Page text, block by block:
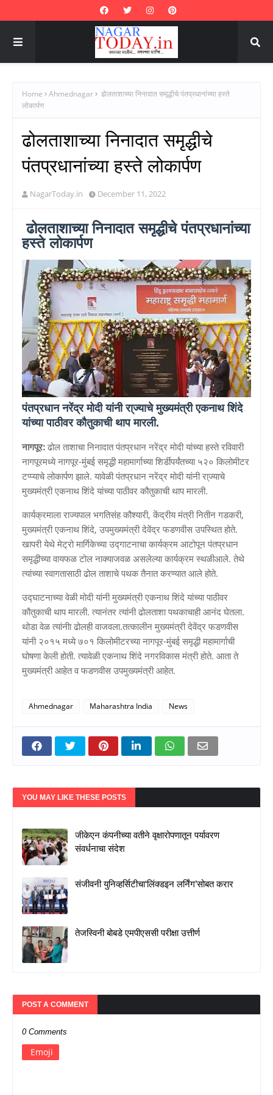
Home Ahmednagar
ढोलताशाच्या निनादात समृद्धीचे पंतप्रधानांच्या हस्ते
लोकार्पण
ढोलताशाच्या निनादात समृद्धीचे
पंतप्रधानांच्या हस्ते लोकार्पण
NagarToday.in December 11, 2022
ढोलताशाच्या निनादात समृद्धीचे पंतप्रधानांच्या
हस्ते लोकार्पण
पंतप्रधान नरेंद्र मोदी यांनी रा्ज्याचे मुख्यमंत्री एकनाथ शिंदे
यांच्या पाठीवर कौतुकाची थाप मारली.
नागपूर: ढोल ताशाचा निनादात पंतप्रधान नरेंद्र मोदी यांच्या हस्ते रविवारी
नागपूरमध्ये नागपूर-मुंबई समृद्धी महामार्गाच्या शिर्डीपर्यंतच्या ५२० किलोमीटर
टप्प्याचे लोकार्पण झाले. यावेळी पंतप्रधान नरेंद्र मोदी यांनी रा्ज्याचे
मुख्यमंत्री एकनाथ शिंदे यांच्या पाठीवर कौतुकाची थाप मारली.
कार्यक्रमाला राज्यपाल भगतिसंह कौश्यारी, केंद्रीय मंत्री नितीन गडकरी,
मुख्यमंत्री एकनाथ शिंदे, उपमुख्यमंत्री देवेंद्र फडणवीस उपस्थित होते.
खापरी येथे मेट्रो मार्गिकेच्या उद्गाटनाचा कार्यक्रम आटोपून पंतप्रधान
समृद्धीच्या वायफळ टोल नाक्याजवळ असलेल्या कार्यक्रम स्थळीआले. तेथे
त्यांच्या स्वागतासाठी ढोल ताशाचे पथक तैनात करण्यात आले होते.
उद्घाटनाच्या वेळी मोदी यांनी मुख्यमंत्री एकनाथ शिंदे यांच्या पाठीवर
कौतुकाची थाप मारली. त्यानंतर त्यांनी ढोलताशा पथकाचाही आनंद घेतला.
थोडा वेळ त्यांनीा ढोलही वाजवला.तत्कालीन मुख्यमंत्री देवेंद्र फडणवीस
यांनी २०१५ मध्ये ७०१ किलोमीटरच्या नागपूर-मुंबई समृद्धी महामार्गाची
घोषणा केली होती. त्यावेळी एकनाथ शिंदे नगरविकास मंत्री होते. आता ते
मुख्यमंत्री आहेत व फडणवीस उपमुख्यमंत्री आहेत.
Ahmednagar Maharashtra India News
YOU MAY LIKE THESE POSTS
जीकेएन कंपनीच्या वतीने वृक्षारोपणातून पर्यावरण
संवर्धनाचा संदेश
संजीवनी युनिव्हर्सिटीचा‘लिंक्डइन लर्निंग’सोबत करार
तेजस्विनी बोबडे एमपीएससी परीक्षा उत्तीर्ण
POST A COMMENT
0 Comments
Emoji